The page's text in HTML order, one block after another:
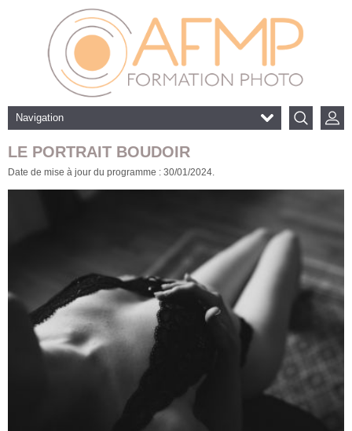
Navigation
LE PORTRAIT BOUDOIR
Date de mise à jour du programme : 30/01/2024.